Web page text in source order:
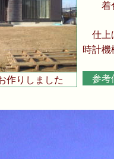
作りしました
着
仕上
時計機
参